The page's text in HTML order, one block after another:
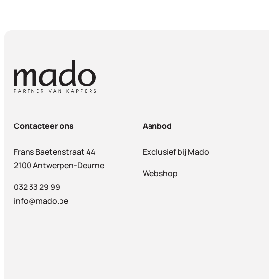
Contacteer ons
Frans Baetenstraat 44
2100 Antwerpen-Deurne
032 33 29 99
info@mado.be
Aanbod
Exclusief bij Mado
Webshop